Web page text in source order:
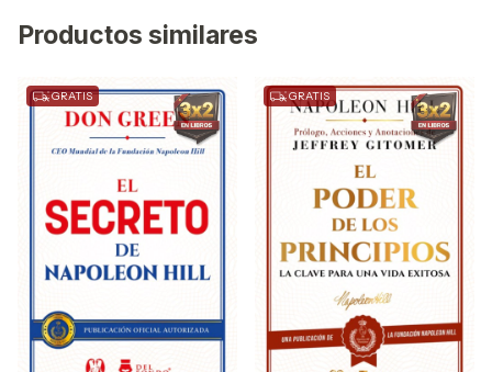
Productos similares
GRATIS GRATIS